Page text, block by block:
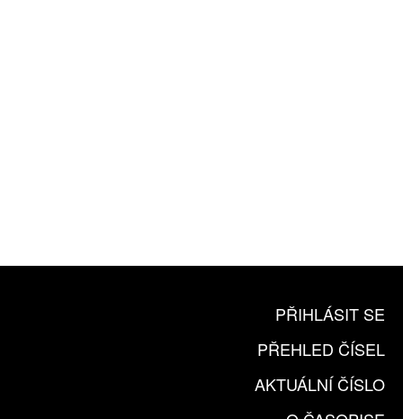
PŘIHLÁSIT SE
PŘEHLED ČÍSEL
AKTUÁLNÍ ČÍSLO